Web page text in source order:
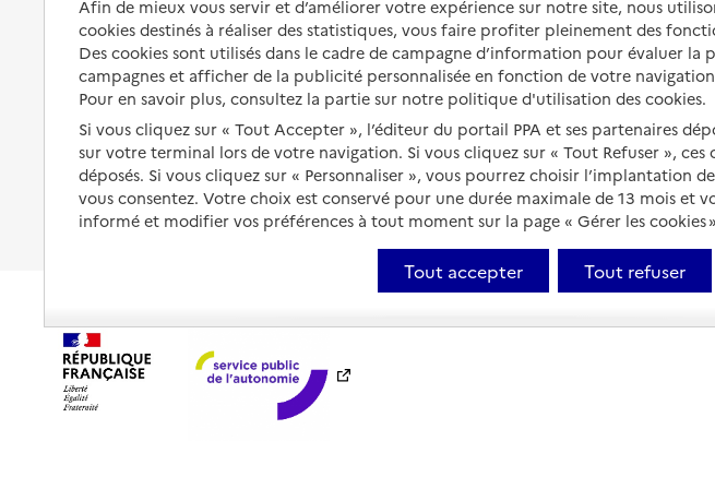
Organiser à l'avance sa propre
protection
Les mesures de protection
Les obligations de la famille
À qui s’adresser ?
Les politiques du grand âge
Partager son logement
Vivre à domicile avec une
maladie ou un handicap
Être hospitalisé
Fin de vie à domicile
Vivre en accueil familial
Autres solutions de logement
Afin de mieux vous servir et d’améliorer votre expérience sur notre site, nous
cookies destinés à réaliser des statistiques, vous faire profiter pleinement des
Des cookies sont utilisés dans le cadre de campagne d’information pour évaluer la
campagnes et afficher de la publicité personnalisée en fonction de votre
Pour en savoir plus, consultez la partie sur notre politique d'utilisation des cookies.
Si vous cliquez sur « Tout Accepter », l’éditeur du portail PPA et ses partenaires
sur votre terminal lors de votre navigation. Si vous cliquez sur « Tout Refuser », ces
déposés. Si vous cliquez sur « Personnaliser », vous pourrez choisir l’implantation
vous consentez. Votre choix est conservé pour une durée maximale de 13 mois et
informé et modifier vos préférences à tout moment sur la page « Gérer les cookies
Tout accepter Tout refuser